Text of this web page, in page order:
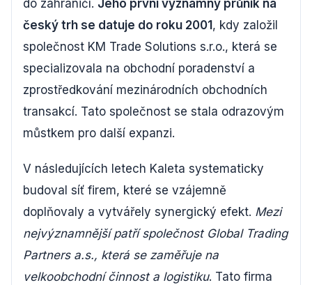
do zahraničí. Jeho první významný průnik na
český trh se datuje do roku 2001 , kdy založil
společnost KM Trade Solutions s.r.o., která se
specializovala na obchodní poradenství a
zprostředkování mezinárodních obchodních
transakcí. Tato společnost se stala odrazovým
můstkem pro další expanzi.
V následujících letech Kaleta systematicky
budoval síť firem, které se vzájemně
doplňovaly a vytvářely synergický efekt. Mezi
nejvýznamnější patří společnost Global Trading
Partners a.s., která se zaměřuje na
velkoobchodní činnost a logistiku. Tato firma